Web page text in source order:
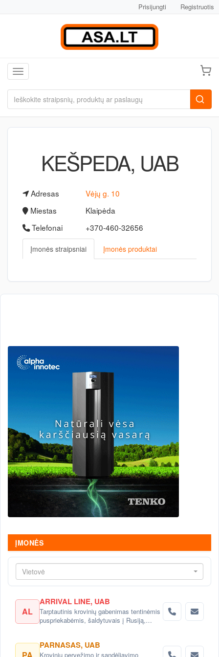
Prisijungti Registruotis
Toggle navigation
KEŠPEDA, UAB
Adresas
Vėjų g. 10
Miestas
Klaipėda
Telefonai
+370-460-32656
Įmonės straipsniai Įmonės produktai
ĮMONĖS
Vietovė
AL
ARRIVAL LINE, UAB
Tarptautinis krovinių gabenimas tentinėmis
puspriekabėmis, šaldytuvais į Rusiją,
PA
PARNASAS, UAB
Krovinių pervežimo ir sandėliavimo